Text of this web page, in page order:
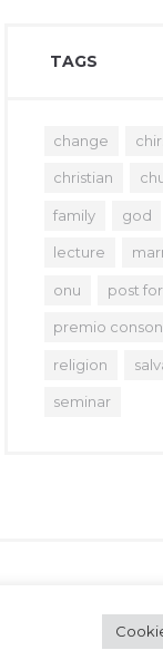
TAGS
change
christian
family god
lecture
onu post
premio
religion
seminar